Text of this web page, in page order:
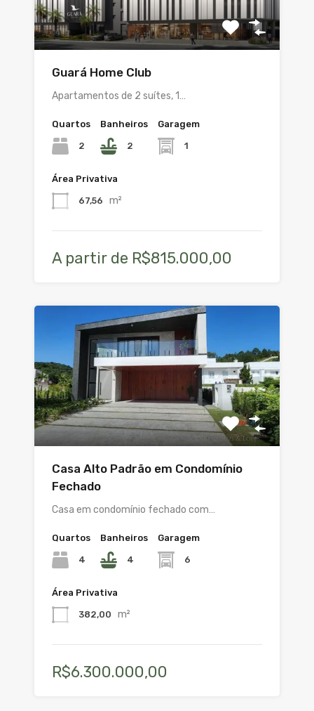
Guará Home Club
Apartamentos de 2 suítes, 1…
Quartos
2
Banheiros
2
Garagem
1
Área Privativa
67,56 m²
A partir de R$815.000,00
Casa Alto Padrão em Condomínio
Fechado
Casa em condomínio fechado com…
Quartos
4
Banheiros
4
Garagem
6
Área Privativa
382,00 m²
R$6.300.000,00